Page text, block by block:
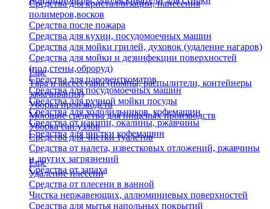
Средства для кристаллизации, нанесения
полимеров,восков
Средства после пожара
Средства для кухни, посудомоечных машин
Средства для мойки грилей, духовок (удаление нагаров)
Средства для мойки и дезинфекции поверхностей
(пол,стены,оброруд)
Средства для паровенткоматов
Средства для посудомоечных машин
Средства для ручной мойки посуды
Средства для холодильников, кофемашин
Средства от накипи, окалины, ржавчины
Средства для чистки кофемашин
Еще
Тара и аксессуары (помпы, распылители, контейнеры
замачивания)
Уборка производств
Моющие средства для пищевых производств
Уборка сан.узлов
Средства для чистки туалетов
Средства от налета, известковых отложений, ржавчины
и других загрязнений
Средства от запаха
Еще
Удаление плесени
Средства от плесени в ванной
Чистка нержавеющих, аллюминиевых поверхностей
Средства для мытья напольных покрытий